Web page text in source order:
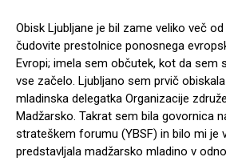
Obisk Ljubljane je bil zame veliko več
čudovite prestolnice ponosnega
Evropi; imela sem občutek, kot da sem
vse začelo. Ljubljano sem prvič
mladinska delegatka Organizacije
Madžarsko. Takrat sem bila govornica
strateškem forumu (YBSF) in bilo mi je
predstavljala madžarsko mladino v